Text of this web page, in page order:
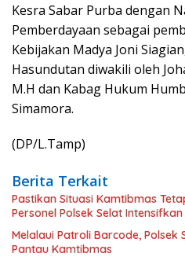
Kesra Sabar Purba dengan
Pemberdayaan sebagai
Kebijakan Madya Joni
Hasundutan diwakili oleh
M.H dan Kabag Hukum
Simamora.
(DP/L.Tamp)
Berita Terkait
Pastikan Situasi Kamtibmas
Personel Polsek Selat
Melalaui Patroli Barcode, Polsek
Pantau Kamtibmas